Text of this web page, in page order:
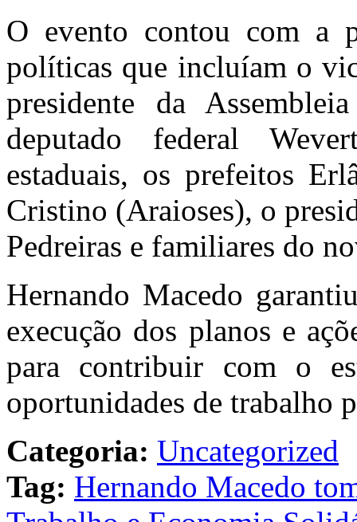
O evento contou com a
políticas que incluíam o
presidente da
deputado federal
estaduais, os prefeitos
Cristino (Araioses), o
Pedreiras e familiares do
Hernando Macedo
execução dos planos e
para contribuir com o
oportunidades de trabalho
Categoria: Uncategorized
Tag: Hernando Macedo